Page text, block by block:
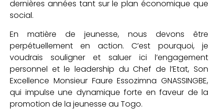
dernières années tant sur le plan économique que
social.
En matière de jeunesse, nous devons être
perpétuellement en action. C’est pourquoi, je
voudrais souligner et saluer ici l’engagement
personnel et le leadership du Chef de l’Etat, Son
Excellence Monsieur Faure Essozimna GNASSINGBE,
qui impulse une dynamique forte en faveur de la
promotion de la jeunesse au Togo.